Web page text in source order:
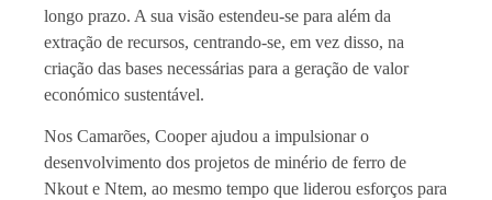
longo prazo. A sua visão estendeu-se para além da
extração de recursos, centrando-se, em vez disso, na
criação das bases necessárias para a geração de valor
económico sustentável.
Nos Camarões, Cooper ajudou a impulsionar o
desenvolvimento dos projetos de minério de ferro de
Nkout e Ntem, ao mesmo tempo que liderou esforços para